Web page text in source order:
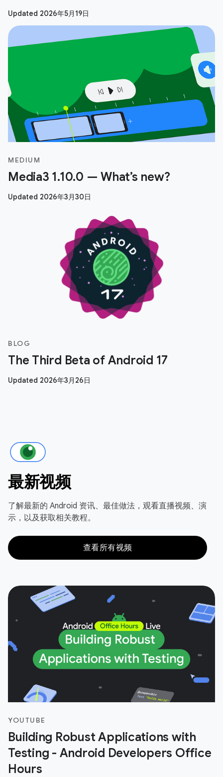
Updated 2026年5月19日
MEDIUM
Media3 1.10.0 — What’s new?
Updated 2026年3月30日
BLOG
The Third Beta of Android 17
Updated 2026年3月26日
最新视频
了解最新的 Android 资讯、最佳做法，观看直播视频、演
示，以及获取相关教程。
查看所有视频
YOUTUBE
Building Robust Applications with
Testing - Android Developers Office
Hours